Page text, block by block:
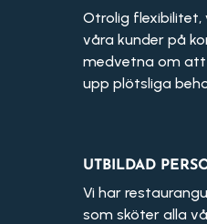
Otrolig flexibilitet,
våra kunder på
medvetna om att
upp plötsliga
UTBILDAD
Vi har
som sköter alla